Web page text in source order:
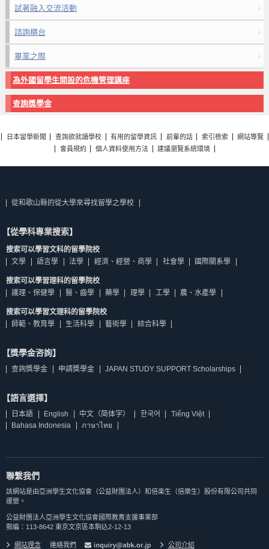
試著融入交流活動
諮詢櫃台
畢業之際
為外國留學生開設的危機管理講座
查詢獎學金
日本留學新聞 查詢欲就讀學校 有用的留學資訊 前輩的話 索引檢索
網站導覽
會員規約
個人資料使用方法 建議瀏覽系統環境
從和歌山縣的從大學來尋找留學之學校
【從學科專業搜索】
搜索可以學習文科的留學院校
文學
語言學 法學 經濟、經營、商學 社會學 國際關系學
搜索可以學習理科的留學院校
護理、保健學
醫、齒學 藥學 理學 工學 農、水產學
搜索可以學習文理科的留學院校
師範、教育學
生活科學 藝術學 綜合科學
【獎學金咨詢】
查詢獎學金 申請獎學金 JAPAN STUDY SUPPORT Scholarships
【語言選擇】
日本語 English 中文（简体字） 한국어
Tiếng Việt
Bahasa Indonesia
ภาษาไทย
聯繫我們
該網站是由亞洲學生文化協會（公益財團法人）和倍楽生（倍樂生）股份有限公司共同
運營。
公益財團法人亞洲學生文化協會國際教育支援事業部
郵編：113-8642 東京文京區本駒込2-12-13
網站理念 連絡我們 公司介紹